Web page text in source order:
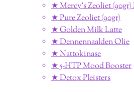
★ Mercy's Zeoliet (90gr)
★ Pure Zeoliet (90gr)
★ Golden Milk Latte
★ Dennennaalden Olie
★ Nattokinase
★ 5-HTP Mood Booster
★ Detox Pleisters